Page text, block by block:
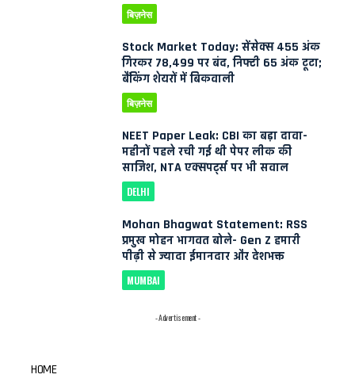
बिज़नेस
Stock Market Today: सेंसेक्स 455 अंक
गिरकर 78,499 पर बंद, निफ्टी 65 अंक टूटा;
बैंकिंग शेयरों में बिकवाली
बिज़नेस
NEET Paper Leak: CBI का बड़ा दावा-
महीनों पहले रची गई थी पेपर लीक की
साजिश, NTA एक्सपर्ट्स पर भी सवाल
DELHI
Mohan Bhagwat Statement: RSS
प्रमुख मोहन भागवत बोले- Gen Z हमारी
पीढ़ी से ज्यादा ईमानदार और देशभक्त
MUMBAI
- Advertisement -
HOME